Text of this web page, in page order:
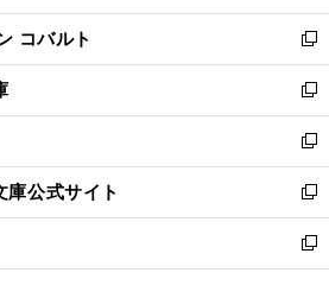
開
く
ウ
で
開
く
ン
ド
ウ
で
開
く
ウ
ィ
ン
ド
ウ
で
開
く
コバルト
新
し
い
ウ
ィ
ン
ド
ウ
で
開
新
し
い
ウ
ィ
ン
ド
ウ
新
し
い
ウ
ィ
ン
庫公式サイト
新
し
い
ウ
新
し